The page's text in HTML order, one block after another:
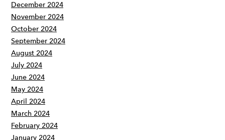
December 2024
November 2024
October 2024
September 2024
August 2024
July 2024
June 2024
May 2024
April 2024
March 2024
February 2024
January 2024